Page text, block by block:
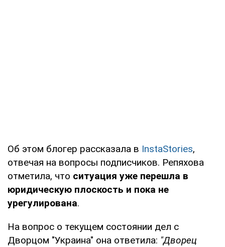
Об этом блогер рассказала в InstaStories,
отвечая на вопросы подписчиков. Репяхова
отметила, что ситуация уже перешла в
юридическую плоскость и пока не
урегулирована.
На вопрос о текущем состоянии дел с
Дворцом "Украина" она ответила: "Дворец